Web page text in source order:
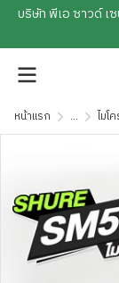
บริษัท พีเอ ซาวด์ เ
หน้าแรก ... ไมโ